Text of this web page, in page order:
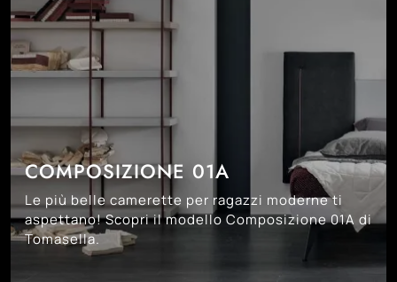
COMPOSIZIONE 01A
Le più belle camerette per ragazzi moderne ti
aspettano! Scopri il modello Composizione 01A di
Tomasella.